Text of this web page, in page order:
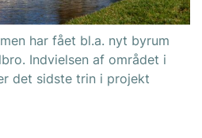
har fået bl.a. nyt byrum
Indvielsen af området i
det sidste trin i projekt